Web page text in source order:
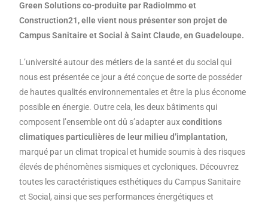
Green Solutions co-produite par RadioImmo et
Construction21, elle vient nous présenter son projet de
Campus Sanitaire et Social à Saint Claude, en Guadeloupe.
L’université autour des métiers de la santé et du social qui
nous est présentée ce jour a été conçue de sorte de posséder
de hautes qualités environnementales et être la plus économe
possible en énergie. Outre cela, les deux bâtiments qui
composent l’ensemble ont dû s’adapter auxconditions
climatiques particulières de leur milieu d’implantation,
marqué par un climat tropical et humide soumis à des risques
élevés de phénomènes sismiques et cycloniques. Découvrez
toutes les caractéristiques esthétiques du Campus Sanitaire
et Social, ainsi que ses performances énergétiques et